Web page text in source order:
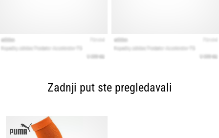
Zadnji put ste pregledavali